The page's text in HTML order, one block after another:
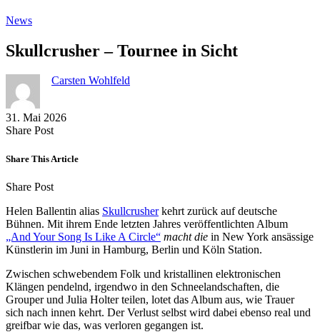
News
Skullcrusher – Tournee in Sicht
Carsten Wohlfeld
31. Mai 2026
Share PostShare
Facebook
Copy
to
Send
via
Share This Article
Share PostShare
Facebook
Copy
to
clipboard
Send
via
eMail
Helen Ballentin alias Skullcrusherkehrt zurück auf deutsche
Bühnen. Mit ihrem Ende letzten Jahres veröffentlichten Album
„And Your Song Is Like A Circle“ macht die in New York ansässige
Künstlerin im Juni in Hamburg, Berlin und Köln Station.
Zwischen schwebendem Folk und kristallinen elektronischen
Klängen pendelnd, irgendwo in den Schneelandschaften, die
Grouper und Julia Holter teilen, lotet das Album aus, wie Trauer
sich nach innen kehrt. Der Verlust selbst wird dabei ebenso real und
greifbar wie das, was verloren gegangen ist.